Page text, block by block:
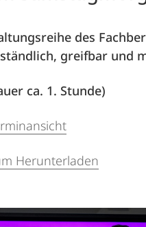
des
greifbar und
ca. 1. Stunde)
Herunterladen